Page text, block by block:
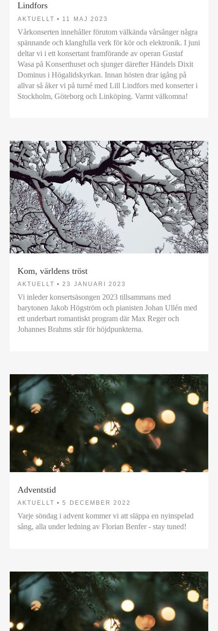
Lindfors
AKTUELLT • 11 MAJ 2023
Vårkonserten innehåller förutom välkända vårsånger några
spännande och klangfulla verk för kör och elektronik. I juni
deltar vi i ett konsertant framförande av operan Gustaf
Wasa på Konserthuset och sjunger därefter Händels Dixit
Dominus i Högalidskyrkan. Innan hösten drar igång på
allvar så åker vi på turné med Lill Lindfors med konserter i
Stockholm, Göteborg och Linköping. Varmt välkomna!
Kom, världens tröst
AKTUELLT • 23 JANUARI 2023
Vi inleder konsertsäsongen 2023 tillsammans med
barytonen Jakob Högström och pianisten Johan Ullén med
ett underbart romantiskt program där Max Reger och
Johannes Brahms står för höjdpunkterna.
Adventstid
AKTUELLT • 5 DECEMBER 2022
Varje söndag i advent kommer vi att släppa en nyinspelad
sång, alla under ledning av Florian Benfer - stay tuned!